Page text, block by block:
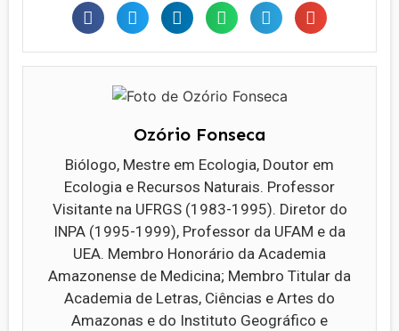
Ozório Fonseca
Biólogo, Mestre em Ecologia, Doutor em
Ecologia e Recursos Naturais. Professor
Visitante na UFRGS (1983-1995). Diretor do
INPA (1995-1999), Professor da UFAM e da
UEA. Membro Honorário da Academia
Amazonense de Medicina; Membro Titular da
Academia de Letras, Ciências e Artes do
Amazonas e do Instituto Geográfico e